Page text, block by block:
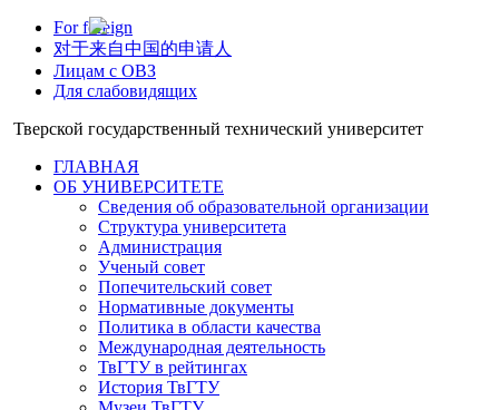
For foreign
对于来自中国的申请人
Лицам с ОВЗ
Для слабовидящих
Тверской государственный технический университет
ГЛАВНАЯ
ОБ УНИВЕРСИТЕТЕ
Сведения об образовательной организации
Структура университета
Администрация
Ученый совет
Попечительский совет
Нормативные документы
Политика в области качества
Международная деятельность
ТвГТУ в рейтингах
История ТвГТУ